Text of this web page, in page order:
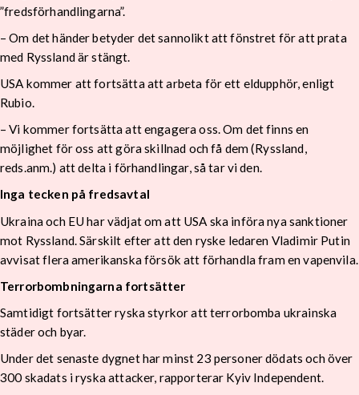
”fredsförhandlingarna”.
– Om det händer betyder det sannolikt att fönstret för att prata
med Ryssland är stängt.
USA kommer att fortsätta att arbeta för ett eldupphör, enligt
Rubio.
– Vi kommer fortsätta att engagera oss. Om det finns en
möjlighet för oss att göra skillnad och få dem (Ryssland,
reds.anm.) att delta i förhandlingar, så tar vi den.
Inga tecken på fredsavtal
Ukraina och EU har vädjat om att USA ska införa nya sanktioner
mot Ryssland. Särskilt efter att den ryske ledaren Vladimir Putin
avvisat flera amerikanska försök att förhandla fram en vapenvila.
Terrorbombningarna fortsätter
Samtidigt fortsätter ryska styrkor att terrorbomba ukrainska
städer och byar.
Under det senaste dygnet har minst 23 personer dödats och över
300 skadats i ryska attacker, rapporterar Kyiv Independent.